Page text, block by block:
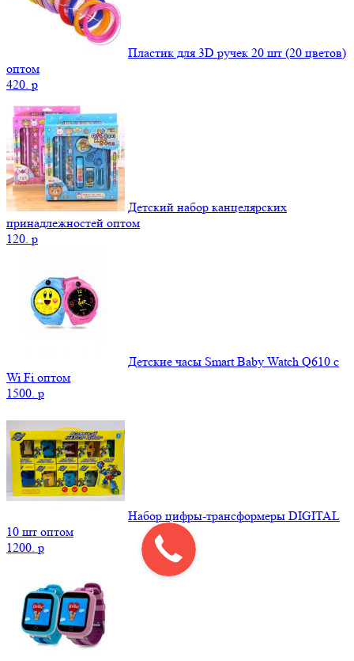
Пластик для 3D ручек 20 шт (20 цветов)
оптом
420. p
Детский набор канцелярских
принадлежностей оптом
120. p
Детские часы Smart Baby Watch Q610 с
Wi Fi оптом
1500. p
Набор цифры-трансформеры DIGITAL
10 шт оптом
1200. p